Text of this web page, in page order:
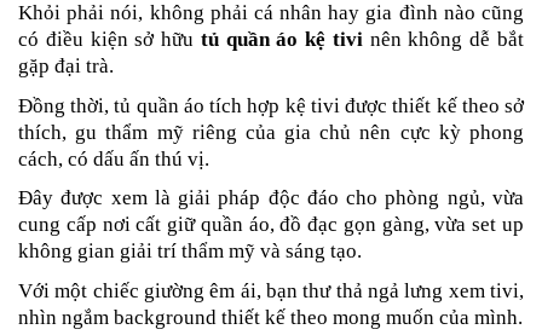
Khỏi phải nói, không phải cá nhân hay gia đình nào cũng
có điều kiện sở hữu tủ quần áo kệ tivinên không dễ bắt
gặp đại trà.
Đồng thời, tủ quần áo tích hợp kệ tivi được thiết kế theo sở
thích, gu thẩm mỹ riêng của gia chủ nên cực kỳ phong
cách, có dấu ấn thú vị.
Đây được xem là giải pháp độc đáo cho phòng ngủ, vừa
cung cấp nơi cất giữ quần áo, đồ đạc gọn gàng, vừa set up
không gian giải trí thẩm mỹ và sáng tạo.
Với một chiếc giường êm ái, bạn thư thả ngả lưng xem tivi,
nhìn ngắm background thiết kế theo mong muốn của mình.